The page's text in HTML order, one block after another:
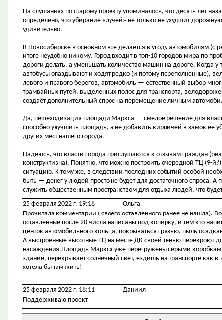
На слушаниях по старому проекту упоминалось, что десять лет
определено, что убирание «лучей» не только не ухудшит
удивительно.
В Новосибирске в основном всё делается в угоду автомобилям
итоге неудобно никому. Город входит в топ-10 городов мира по
дороги делать, а уменьшать количество машин на дороге. Когда у
автобусы опаздывают и ходят редко (и потому переполненные),
левого и правого берегов, автомобиль — естественный выбор
трамвайных путей, выделенных полос для транспорта,
создаёт дополнительный спрос на перемещение личным
Да, пешеходизация площади Маркса — смелое решение для
способно улучшить площадь, а не добавить кирпичей в замок её
других мест нашего города.
Надеюсь, что власти города прислушаются к отзывам граждан
конструктивна). Понятно, что можно построить очередной ТЦ (9-
ситуацию. К тому же, в следствии последних событий особой
быть — денег у людей просто не будет для достаточного спроса.
служить общественным пространством для отдыха людей, что
25 февраля 2022 г. 19:18
Ольга
Прочитала комментарии ( своего оставленного ранее не нашла).
оставленные после 20 числа написаны под копирку, и тем кто
центрк автомобильного кольца, покрываться грязью, пыль
А выстроенные высотные ТЦ на месте ДК своей тенью перекроют
насаждения.Площадь Маркса уже перегружены серыми
здание, перекрывает солнечный свет, ездишь на транспорте как
хотела бы там жить!
25 февраля 2022 г. 18:11
Даниил
Поддерживаю проект